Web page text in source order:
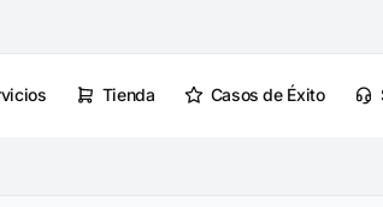
Tienda Casos de Éxito